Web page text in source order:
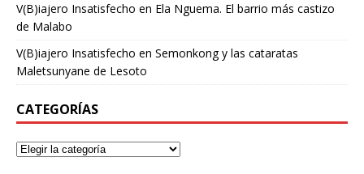
V(B)iajero Insatisfecho en Ela Nguema. El barrio más castizo
de Malabo
V(B)iajero Insatisfecho en Semonkong y las cataratas
Maletsunyane de Lesoto
CATEGORÍAS